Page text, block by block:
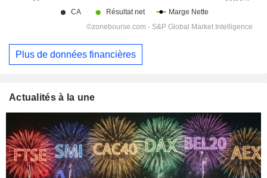
Plus de données financières
Actualités à la une